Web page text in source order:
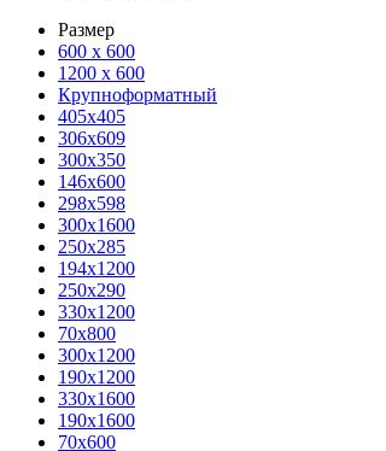
Размер
600 х 600
1200 х 600
Крупноформатный
405x405
306x609
300x350
146x600
298x598
300x1600
250x285
194x1200
250x290
330x1200
70x800
300x1200
190x1200
330x1600
190x1600
70x600